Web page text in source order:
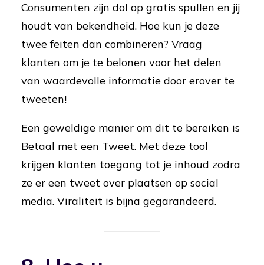
Consumenten zijn dol op gratis spullen en jij
houdt van bekendheid. Hoe kun je deze
twee feiten dan combineren? Vraag
klanten om je te belonen voor het delen
van waardevolle informatie door erover te
tweeten!
Een geweldige manier om dit te bereiken is
Betaal met een Tweet. Met deze tool
krijgen klanten toegang tot je inhoud zodra
ze er een tweet over plaatsen op social
media. Viraliteit is bijna gegarandeerd.